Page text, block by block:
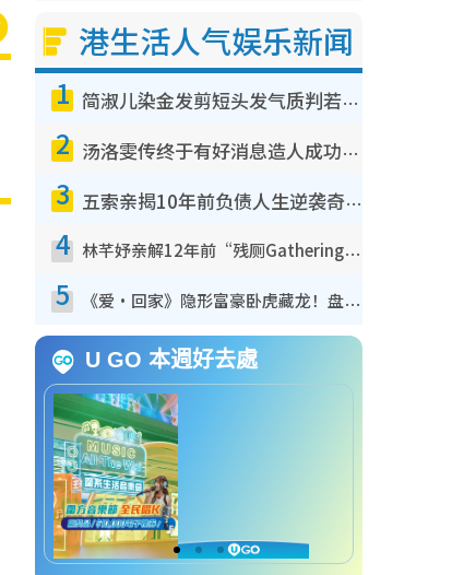
港生活人气娱乐新闻
1 简淑儿染金发剪短头发气质判若两人！吓坏老公麦大力都认不出：“你做什么？”
2 汤洛雯传终于有好消息造人成功！两大细节曝孕味极浓引猜测：大肚婆先会咁！
3 五索亲揭10年前负债人生逆袭奇迹！全靠去一地方转运后即遇上马先生
4 林芊妤亲解12年前“残厕Gathering”真相！高层解约一句话重创尊严，至今拒返TVB
5 《爱·回家》隐形富豪卧虎藏龙！盘点12位财气逼人的有钱艺人：这位美女3亿身家不愁做
U GO 本週好去處